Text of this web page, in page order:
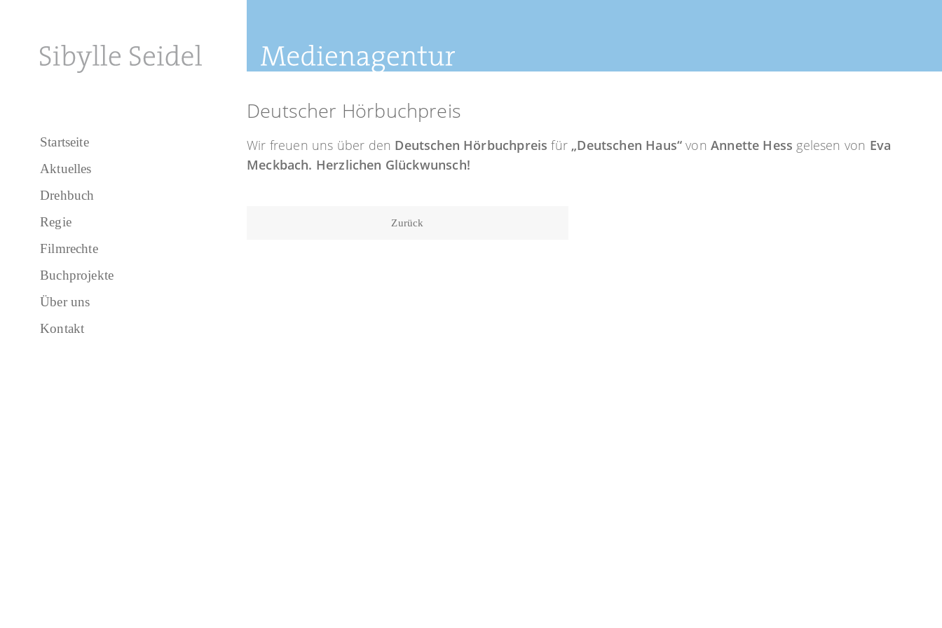
Startseite
Aktuelles
Drehbuch
Regie
Filmrechte
Buchprojekte
Über uns
Kontakt
Deutscher Hörbuchpreis
Wir freuen uns über den Deutschen Hörbuchpreisfür „Deutschen Haus“ von Annette Hess gelesen von Eva
Meckbach. Herzlichen Glückwunsch!
Zurück